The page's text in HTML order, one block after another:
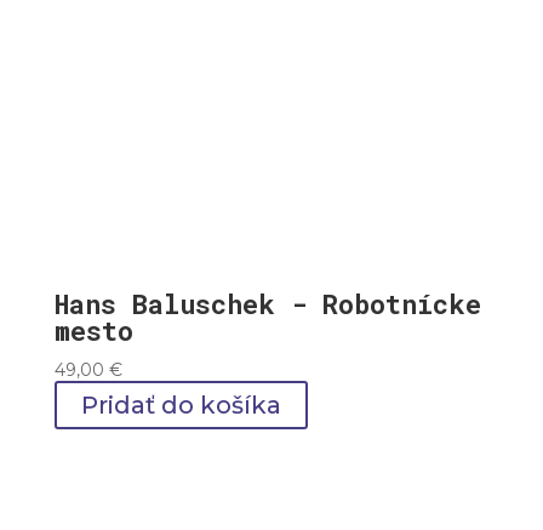
Hans Baluschek - Robotnícke
mesto
49,00 €
Pridať do košíka